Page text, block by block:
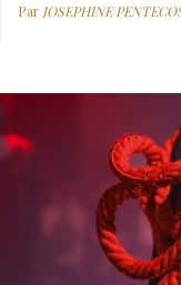
Par JOSEPHINE